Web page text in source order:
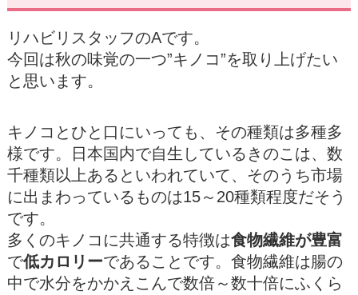
リハビリスタッフのAです。
今回は秋の味覚の一つ”キノコ”を取り上げたい
と思います。
キノコとひと口にいっても、その種類は多種多
様です。日本国内で自生しているきのこは、数
千種類以上あるといわれていて、そのうち市場
に出まわっているものは15～20種類程度だそう
です。
多くのキノコに共通する特徴は食物繊維が豊富
で低カロリーであることです。食物繊維は腸の
中で水分をかかえこんで数倍～数十倍にふくら